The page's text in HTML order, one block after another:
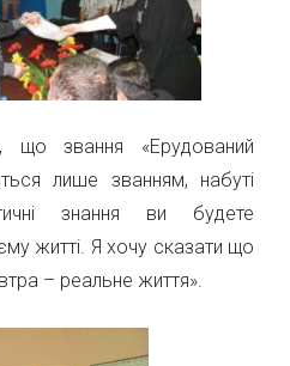
що звання «Ерудований
лише званням, набуті
знання ви будете
житті. Я хочу сказати що
– реальне життя».